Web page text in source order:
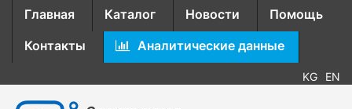
Главная Каталог Новости
Помощь
Контакты
Аналитические данные
KG EN